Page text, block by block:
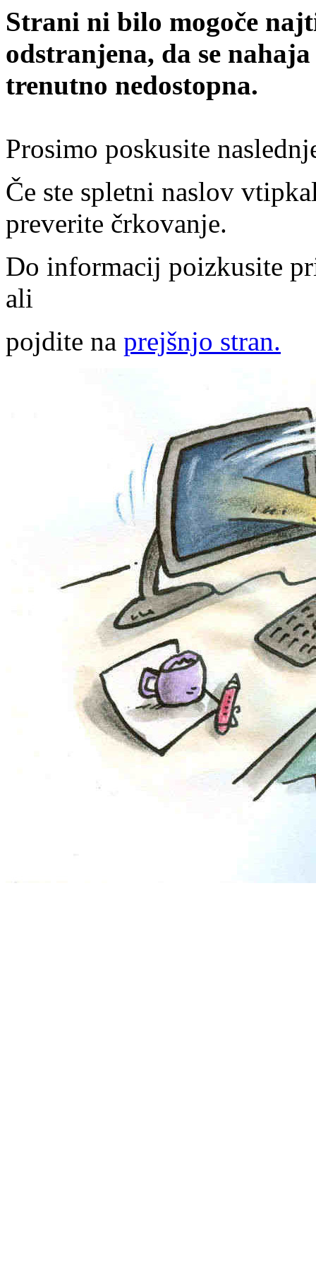
Strani ni bilo mogoče
odstranjena, da se
trenutno nedostopna.
Prosimo poskusite
Če ste spletni naslov
preverite črkovanje.
Do informacij poizkusite
ali
pojdite na prejšnjo stran.